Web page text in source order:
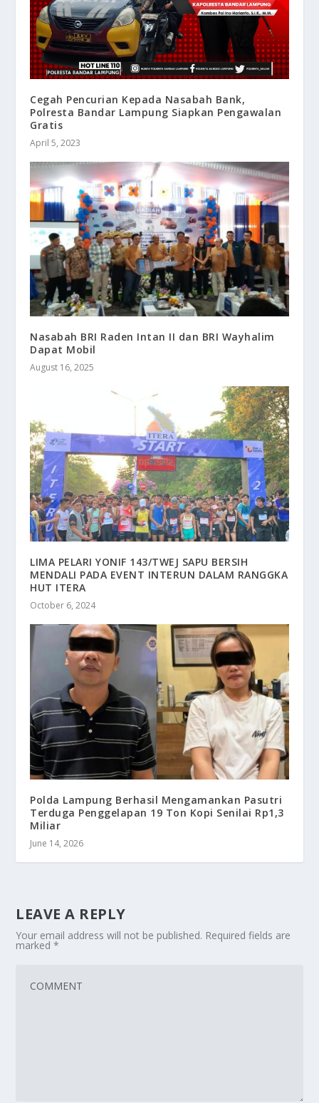
Cegah Pencurian Kepada Nasabah Bank,
Polresta Bandar Lampung Siapkan Pengawalan
Gratis
April 5, 2023
Nasabah BRI Raden Intan II dan BRI Wayhalim
Dapat Mobil
August 16, 2025
LIMA PELARI YONIF 143/TWEJ SAPU BERSIH
MENDALI PADA EVENT INTERUN DALAM RANGGKA
HUT ITERA
October 6, 2024
Polda Lampung Berhasil Mengamankan Pasutri
Terduga Penggelapan 19 Ton Kopi Senilai Rp1,3
Miliar
June 14, 2026
LEAVE A REPLY
Your email address will not be published. Required fields are
marked*